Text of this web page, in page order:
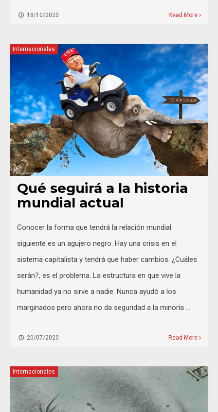
18/10/2020 Read More
Internacionales
Qué seguirá a la historia
mundial actual
Conocer la forma que tendrá la relación mundial
siguiente es un agujero negro. Hay una crisis en el
sistema capitalista y tendrá que haber cambios. ¿Cuáles
serán?, es el problema. La estructura en que vive la
humanidad ya no sirve a nadie. Nunca ayudó a los
marginados pero ahora no da seguridad a la minoría …
20/07/2020 Read More
Internacionales